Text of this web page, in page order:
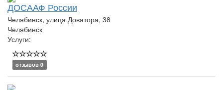
ДОСААФ России
Челябинск, улица Доватора, 38
Челябинск
Услуги:
отзывов 0